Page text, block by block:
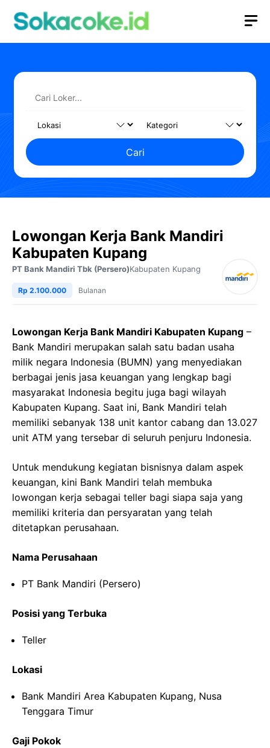
Cari
Lowongan Kerja Bank Mandiri
Kabupaten Kupang
PT Bank Mandiri Tbk (Persero)Kabupaten Kupang
Rp 2.100.000 Bulanan
Lowongan Kerja Bank Mandiri Kabupaten Kupang –
Bank Mandiri merupakan salah satu badan usaha
milik negara Indonesia (BUMN) yang menyediakan
berbagai jenis jasa keuangan yang lengkap bagi
masyarakat Indonesia begitu juga bagi wilayah
Kabupaten Kupang. Saat ini, Bank Mandiri telah
memiliki sebanyak 138 unit kantor cabang dan 13.027
unit ATM yang tersebar di seluruh penjuru Indonesia.
Untuk mendukung kegiatan bisnisnya dalam aspek
keuangan, kini Bank Mandiri telah membuka
lowongan kerja sebagai teller bagi siapa saja yang
memiliki kriteria dan persyaratan yang telah
ditetapkan perusahaan.
Nama Perusahaan
PT Bank Mandiri (Persero)
Posisi yang Terbuka
Teller
Lokasi
Bank Mandiri Area Kabupaten Kupang, Nusa
Tenggara Timur
Gaji Pokok